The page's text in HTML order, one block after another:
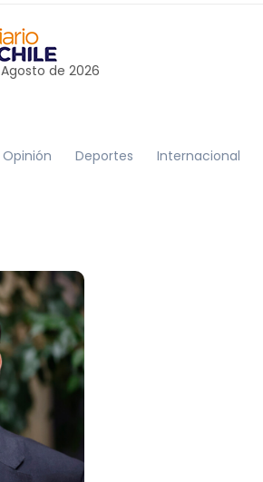
Agosto de 2026
Opinión Deportes Internacional